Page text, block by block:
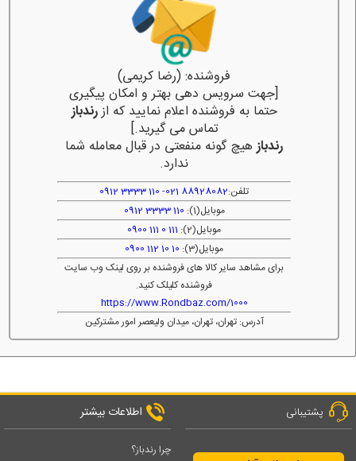
فروشنده: (رضا کریمی)
[جهت سرویس دهی بهتر و امکان پیگیری
حتما به فروشنده اعلام نمایید که ازرندباز
تماس می گیرید.]
رندبازهیچ گونه منفعتی در قبال معامله شما
ندارد.
تلفن:88928082 021
-
110 3333 0912
موبایل(1):
110 3333 0912
موبایل(2):
111 0 111 0900
موبایل(3):
10 10 112 0900
برای مشاهد سایر کالا های فروشنده بر روی لینک وب سایت
فروشنده کلیلک کنید.
https://www.Rondbaz.com/1000
آدرس: تهران، تهران، میدان ولیعصر امور مشترکین
پشتیبانی اطلاعات بیشتر
چرا رندباز؟